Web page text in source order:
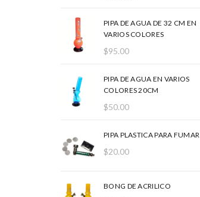
PIPA DE AGUA DE 32 CM EN
VARIOS COLORES
$95.00
PIPA DE AGUA EN VARIOS
COLORES 20CM
$50.00
PIPA PLASTICA PARA FUMAR
$20.00
BONG DE ACRILICO